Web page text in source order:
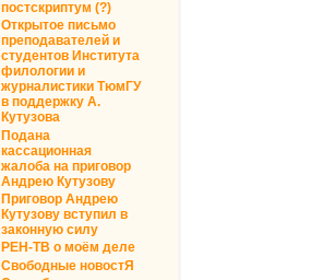
постскриптум (?)
Открытое письмо
преподавателей и
студентов Института
филологии и
журналистики ТюмГУ
в поддержку А.
Кутузова
Подана
кассационная
жалоба на приговор
Андрею Кутузову
Приговор Андрею
Кутузову вступил в
законную силу
РЕН-ТВ о моём деле
Свободные новостЯ